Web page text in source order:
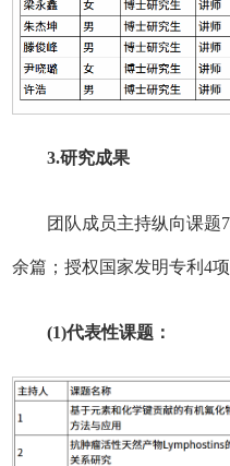
3.研究成果
团队成员主持纵向课题
余篇；授权国家发明专利4项
(1)代表性课题：